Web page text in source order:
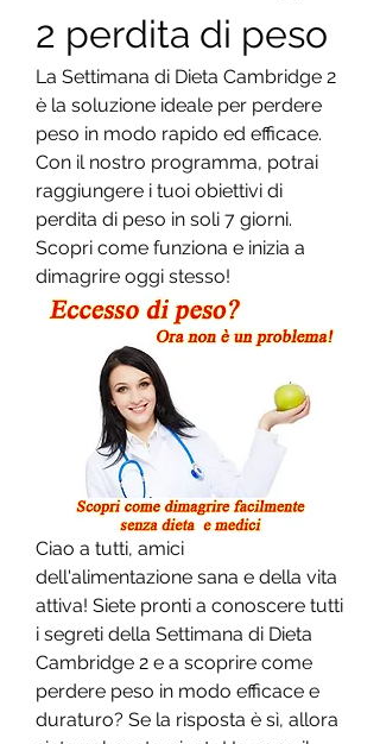
2 perdita di peso
La Settimana di Dieta Cambridge 2
è la soluzione ideale per perdere
peso in modo rapido ed efficace.
Con il nostro programma, potrai
raggiungere i tuoi obiettivi di
perdita di peso in soli 7 giorni.
Scopri come funziona e inizia a
dimagrire oggi stesso!
Ciao a tutti, amici
dell'alimentazione sana e della vita
attiva! Siete pronti a conoscere tutti
i segreti della Settimana di Dieta
Cambridge 2 e a scoprire come
perdere peso in modo efficace e
duraturo? Se la risposta è sì, allora